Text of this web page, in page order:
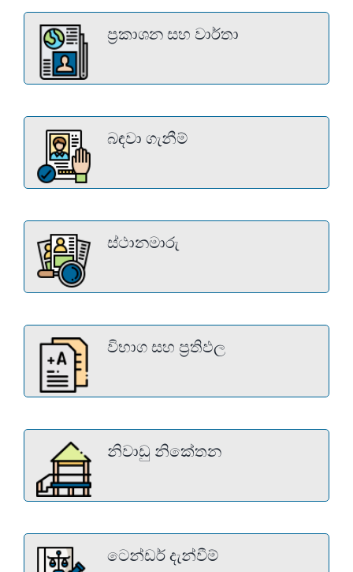
ප්‍රකාශන සහ වාර්තා
බඳවා ගැනීම්
ස්ථානමාරු
විභාග සහ ප්‍රතිඵල
නිවාඩු නිකේතන
ටෙන්ඩර් දැන්වීම්